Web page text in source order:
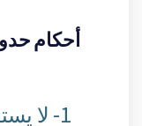
أحكام
1- لا